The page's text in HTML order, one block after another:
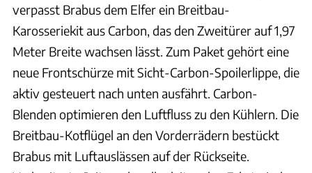
verpasst Brabus dem Elfer ein Breitbau-
Karosseriekit aus Carbon, das den Zweitürer auf 1,97
Meter Breite wachsen lässt. Zum Paket gehört eine
neue Frontschürze mit Sicht-Carbon-Spoilerlippe, die
aktiv gesteuert nach unten ausfährt. Carbon-
Blenden optimieren den Luftfluss zu den Kühlern. Die
Breitbau-Kotflügel an den Vorderrädern bestückt
Brabus mit Luftauslässen auf der Rückseite.